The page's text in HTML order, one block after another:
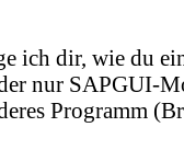
ich dir, wie du
nur SAPGUI-
Programm